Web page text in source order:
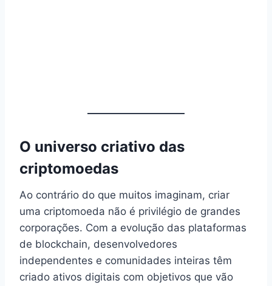
O universo criativo das
criptomoedas
Ao contrário do que muitos imaginam, criar
uma criptomoeda não é privilégio de grandes
corporações. Com a evolução das plataformas
de blockchain, desenvolvedores
independentes e comunidades inteiras têm
criado ativos digitais com objetivos que vão